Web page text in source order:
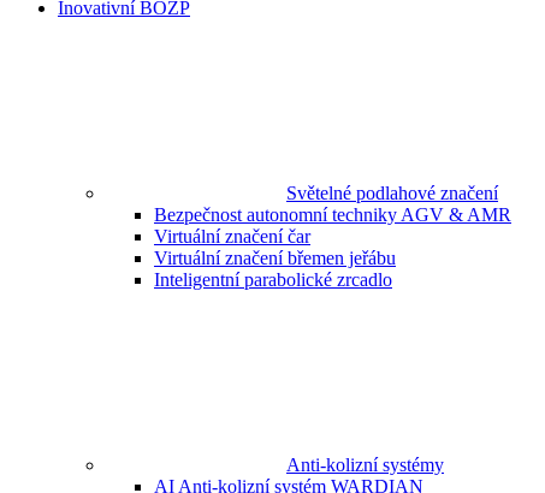
Inovativní BOZP
Světelné podlahové značení
Bezpečnost autonomní techniky AGV & AMR
Virtuální značení čar
Virtuální značení břemen jeřábu
Inteligentní parabolické zrcadlo
Anti-kolizní systémy
AI Anti-kolizní systém WARDIAN